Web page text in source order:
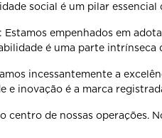
social é um pilar essencial
empenhados em
é uma parte intrínseca
incessantemente a
e inovação é a marca
centro de nossas operações.